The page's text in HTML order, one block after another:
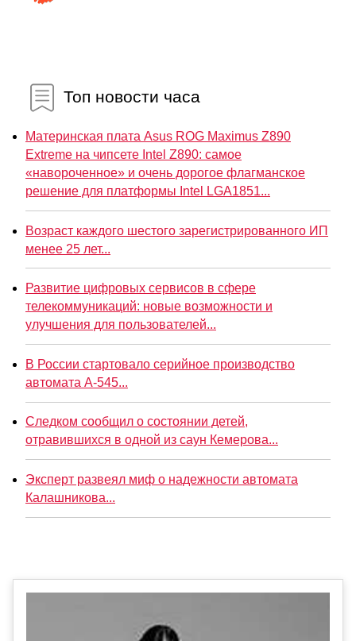
Топ новости часа
Материнская плата Asus ROG Maximus Z890
Extreme на чипсете Intel Z890: самое
«навороченное» и очень дорогое флагманское
решение для платформы Intel LGA1851...
Возраст каждого шестого зарегистрированного ИП
менее 25 лет...
Развитие цифровых сервисов в сфере
телекоммуникаций: новые возможности и
улучшения для пользователей...
В России стартовало серийное производство
автомата А-545...
Следком сообщил о состоянии детей,
отравившихся в одной из саун Кемерова...
Эксперт развеял миф о надежности автомата
Калашникова...